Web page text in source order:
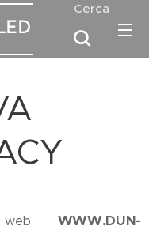
Cerca
web WWW.DUN-